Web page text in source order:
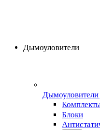
Дымоуловители
Дымоуловители
Блоки